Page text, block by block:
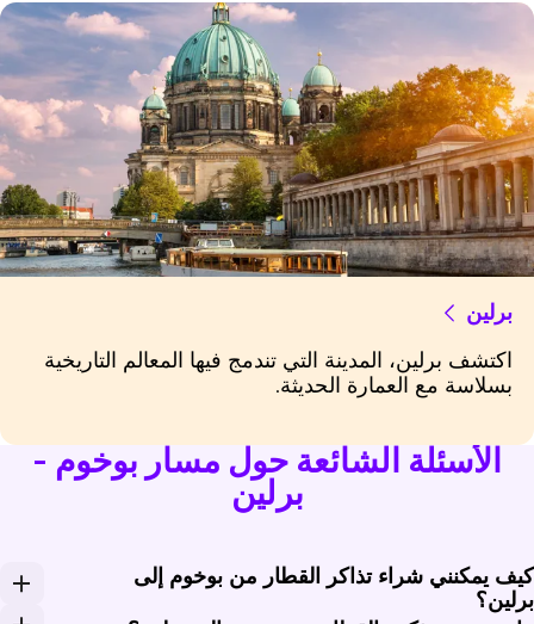
برلين
اكتشف برلين، المدينة التي تندمج فيها المعالم التاريخية
بسلاسة مع العمارة الحديثة.
الأسئلة الشائعة حول مسار بوخوم -
برلين
يمكنني شراء تذاكر القطار من بوخوم إلى